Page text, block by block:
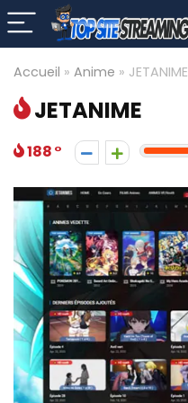
Accueil » Anime » JETANIME
JETANIME
188